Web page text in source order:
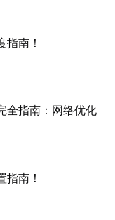
指南！
全指南：网络优化
指南！